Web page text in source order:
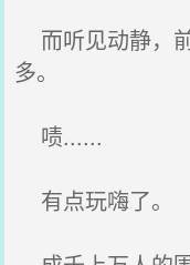
而听见动静，
多。
啧......
有点玩嗨了。